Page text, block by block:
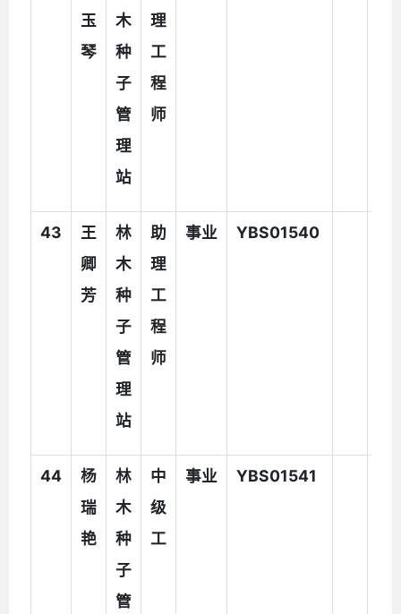
玉
琴
木
种
子
管
理
站
理
工
程
师
43
王
卿
芳
林
木
种
子
管
理
站
助
理
工
程
师
事业 YBS01540
44
杨
瑞
艳
林
木
种
子
管
中
级
工
事业 YBS01541